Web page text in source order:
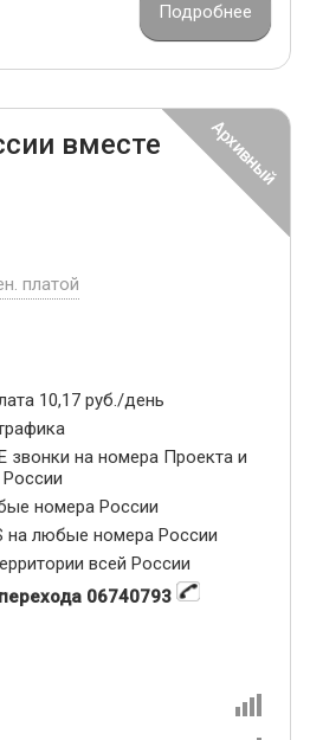
Подробнее
вместе
платой
10,17 руб./день
на номера Проекта и
номера России
на любые номера России
всей России
06740793